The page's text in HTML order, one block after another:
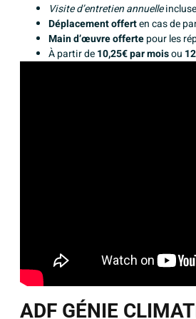
Visite d’entretien annuelleincluse
Déplacement offerten cas de
Main d’œuvre offertepour les
À partir de10,25€ par moisou
ADF GÉNIE